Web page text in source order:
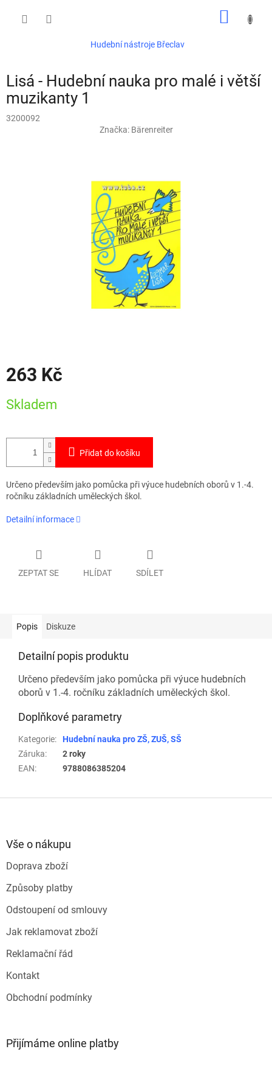
Hudební nástroje Břeclav
Lisá - Hudební nauka pro malé i větší
muzikanty 1
3200092
Značka: Bärenreiter
263 Kč
cena:
Skladem
Přidat do košíku
Určeno především jako pomůcka při výuce hudebních oborů v 1.-4.
ročníku základních uměleckých škol.
Detailní informace
ZEPTAT SE HLÍDAT SDÍLET
Popis Diskuze
Detailní popis produktu
Určeno především jako pomůcka při výuce hudebních
oborů v 1.-4. ročníku základních uměleckých škol.
Doplňkové parametry
Kategorie:
Hudební nauka pro ZŠ, ZUŠ, SŠ
Záruka:
2 roky
EAN: 9788086385204
Vše o nákupu
Doprava zboží
Způsoby platby
Odstoupení od smlouvy
Jak reklamovat zboží
Reklamační řád
Kontakt
Obchodní podmínky
Přijímáme online platby